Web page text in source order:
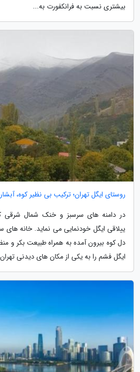
بیشتری نسبت به فرانکفورت به...
روستای ایگل تهران؛ ترکیب بی نظیر کوه،
در دامنه های سرسبز و خنک شمال شرقی
ییلاقی ایگل خودنمایی می نماید. خانه های
دل کوه بیرون آمده به همراه طبیعت بکر و
ایگل فشم را به یکی از مکان های دیدنی